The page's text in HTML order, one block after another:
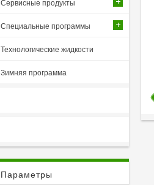
Сервисные продукты
Специальные программы
Технологические жидкости
Зимняя программа
Параметры